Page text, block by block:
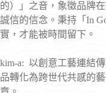
的）」之音，象徵品牌
誠信的信念。秉持「In
實，才能被時間留下。
kim-a: 以創意工藝連結
品轉化為跨世代共感的